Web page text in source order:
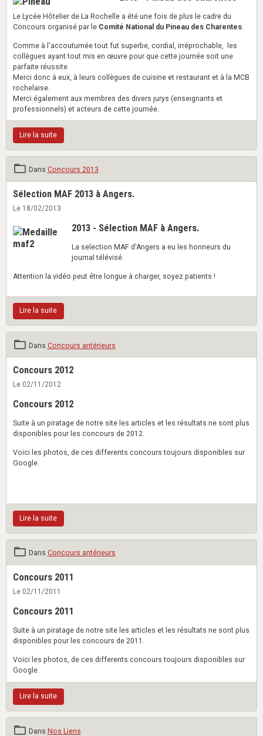
Le Lycée Hôtelier de La Rochelle a été une fois de plus le cadre du
Concours organisé par le Comité National du Pineau des Charentes.
Comme à l'accoutumée tout fut superbe, cordial, irréprochable, les
collègues ayant tout mis en œuvre pour que cette journée soit une
parfaite réussite.
Merci donc à eux, à leurs collègues de cuisine et restaurant et à la MCB
rochelaise.
Merci également aux membres des divers jurys (enseignants et
professionnels) et acteurs de cette journée.
Lire la suite
Dans Concours 2013
Sélection MAF 2013 à Angers.
Le 18/02/2013
2013 - Sélection MAF à Angers.
La selection MAF d'Angers a eu les honneurs du
journal télévisé.
Attention la vidéo peut être longue à charger, soyez patients !
Lire la suite
Dans Concours antérieurs
Concours 2012
Le 02/11/2012
Concours 2012
Suite à un piratage de notre site les articles et les résultats ne sont plus
disponibles pour les concours de 2012.
Voici les photos, de ces differents concours toujours disponibles sur
Google.
Lire la suite
Dans Concours antérieurs
Concours 2011
Le 02/11/2011
Concours 2011
Suite à un piratage de notre site les articles et les résultats ne sont plus
disponibles pour les concours de 2011.
Voici les photos, de ces differents concours toujours disponibles sur
Google.
Lire la suite
Dans Nos Liens